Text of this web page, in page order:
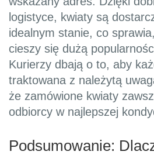
logistyce, kwiaty są
idealnym stanie, co
cieszy się dużą
Kurierzy dbają o to, aby
traktowana z należytą
że zamówione kwiaty
odbiorcy w najlepszej
Podsumowanie: